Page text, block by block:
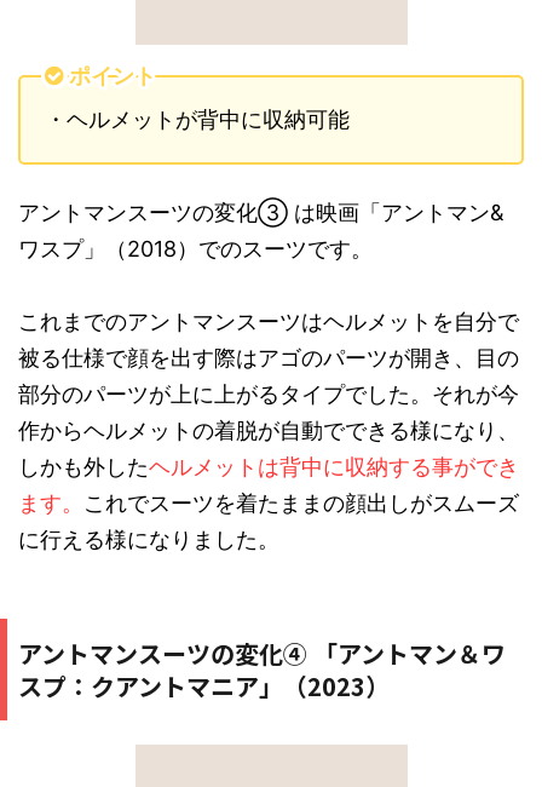
ポイント
・ヘルメットが背中に収納可能
アントマンスーツの変化③ は映画「アントマン&
ワスプ」（2018）でのスーツです。
これまでのアントマンスーツはヘルメットを自分で
被る仕様で顔を出す際はアゴのパーツが開き、目の
部分のパーツが上に上がるタイプでした。それが今
作からヘルメットの着脱が自動でできる様になり、
しかも外したヘルメットは背中に収納する事ができ
ます。 これでスーツを着たままの顔出しがスムーズ
に行える様になりました。
アントマンスーツの変化④ 「アントマン＆ワ
スプ：クアントマニア」（2023）